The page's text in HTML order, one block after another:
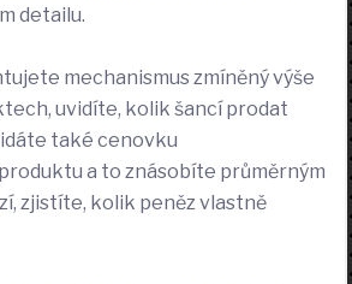
detailu.
mechanismus zmíněný výše
uvidíte, kolik šancí prodat
také cenovku
a to znásobíte průměrným
zjistíte, kolik peněz vlastně